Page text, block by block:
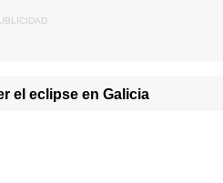
el eclipse en Galicia